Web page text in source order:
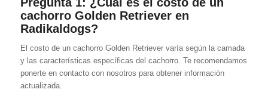
cachorro Golden Retriever en
Radikaldogs?
El costo de un cachorro Golden Retriever varía según la camada
y las características específicas del cachorro. Te recomendamos
ponerte en contacto con nosotros para obtener información
actualizada.